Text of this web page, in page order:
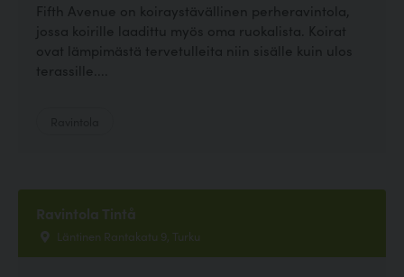
Fifth Avenue on koiraystävällinen perheravintola,
jossa koirille laadittu myös oma ruokalista. Koirat
ovat lämpimästä tervetulleita niin sisälle kuin ulos
terassille....
Ravintola Tintå
Läntinen Rantakatu 9, Turku